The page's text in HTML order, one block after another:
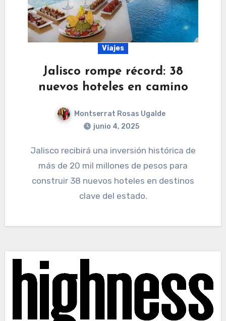
Viajes
Jalisco rompe récord: 38
nuevos hoteles en camino
Montserrat Rosas Ugalde
junio 4, 2025
Jalisco recibirá una inversión histórica de
más de 20 mil millones de pesos para
construir 38 nuevos hoteles en destinos
clave del estado.